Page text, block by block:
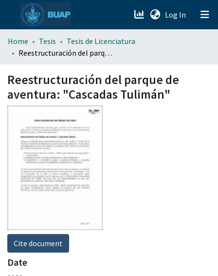
Log In (current)
menu.section.about_menu
Home Tesis
Tesis de Licenciatura
Reestructuración del parque de aventura: "Cascadas Tulimán"
Reestructuración del parque de
aventura: "Cascadas Tulimán"
Cite document
Date